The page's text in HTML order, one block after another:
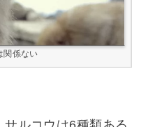
関係ない